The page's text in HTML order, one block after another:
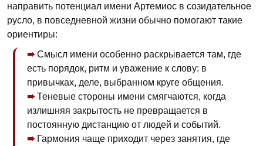
направить потенциал имени Артемиос в созидательное
русло, в повседневной жизни обычно помогают такие
ориентиры:
Смысл имени особенно раскрывается там, где
есть порядок, ритм и уважение к слову: в
привычках, деле, выбранном круге общения.
Теневые стороны имени смягчаются, когда
излишняя закрытость не превращается в
постоянную дистанцию от людей и событий.
Гармония чаще приходит через занятия, где